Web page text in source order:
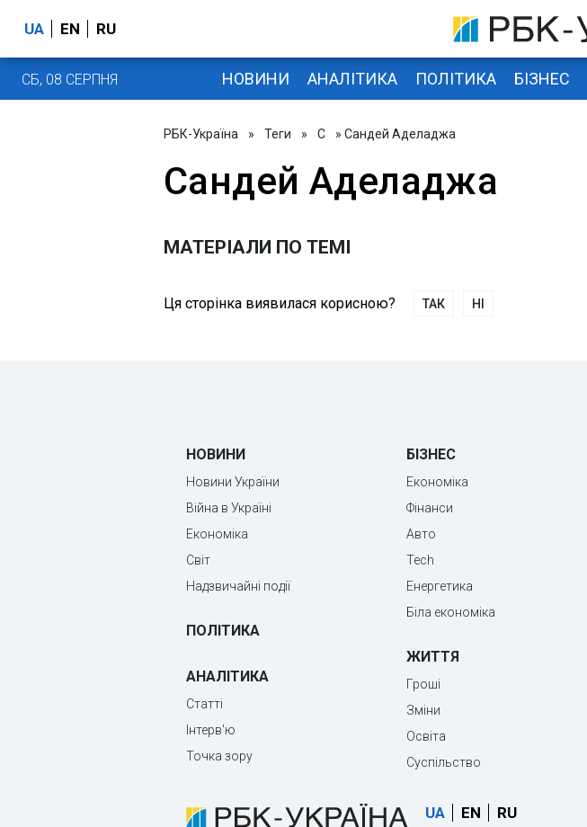
UA EN RU
СБ, 08 СЕРПНЯ НОВИНИ АНАЛІТИКА ПОЛІТИКА БІЗНЕС
РБК-Україна » Теги » С » Сандей Аделаджа
Сандей Аделаджа
МАТЕРІАЛИ ПО ТЕМІ
Ця сторінка виявилася корисною? ТАК НІ
НОВИНИ
Новини України
Війна в Україні
Економіка
Світ
Надзвичайні події
ПОЛІТИКА
АНАЛІТИКА
Статті
Інтерв'ю
Точка зору
БІЗНЕС
Економіка
Фінанси
Авто
Tech
Енергетика
Біла економіка
ЖИТТЯ
Гроші
Зміни
Освіта
Суспільство
UA EN RU